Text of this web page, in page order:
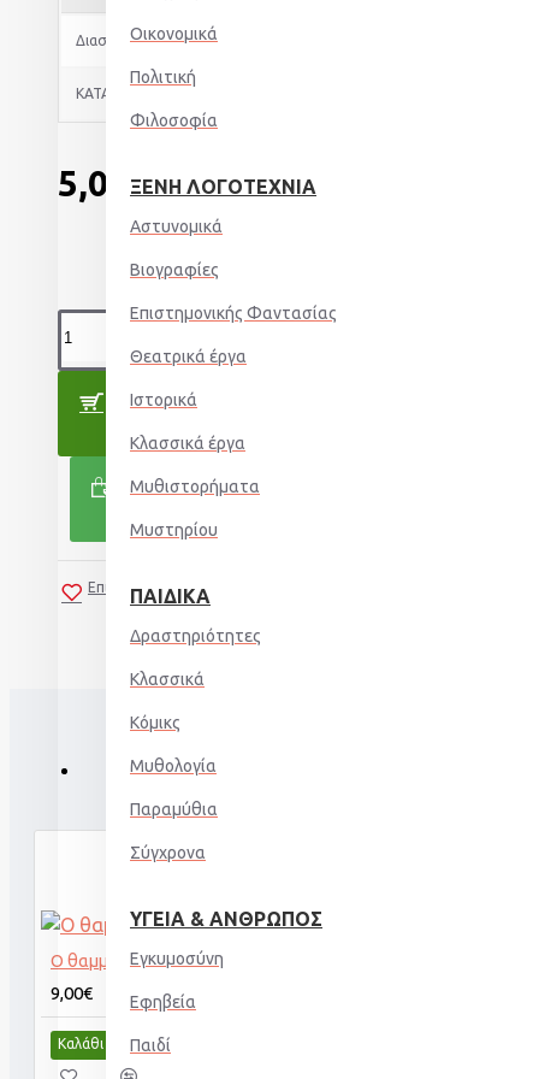
Οικονομικά
Πολιτική
Φιλοσοφία
ΞΈΝΗ ΛΟΓΟΤΕΧΝΊΑ
Αστυνομικά
Βιογραφίες
Επιστημονικής Φαντασίας
Θεατρικά έργα
Ιστορικά
Κλασσικά έργα
Μυθιστορήματα
Μυστηρίου
ΠΑΙΔΙΚΆ
Δραστηριότητες
Κλασσικά
Κόμικς
Μυθολογία
Παραμύθια
Σύγχρονα
ΥΓΕΊΑ & ΆΝΘΡΩΠΟΣ
Εγκυμοσύνη
Εφηβεία
Παιδί
Διαστάσεις
ΚΑΤΑΣΤΑΣΗ ΠΡΟΪΟΝΤΟΣ
5,00€
ΚΑΛΆΘΙ
ΑΓΟΡΆ ΤΏΡΑ
Επιθυμητό
Ο θαμμένος γίγαντας
9,00€
Καλάθι